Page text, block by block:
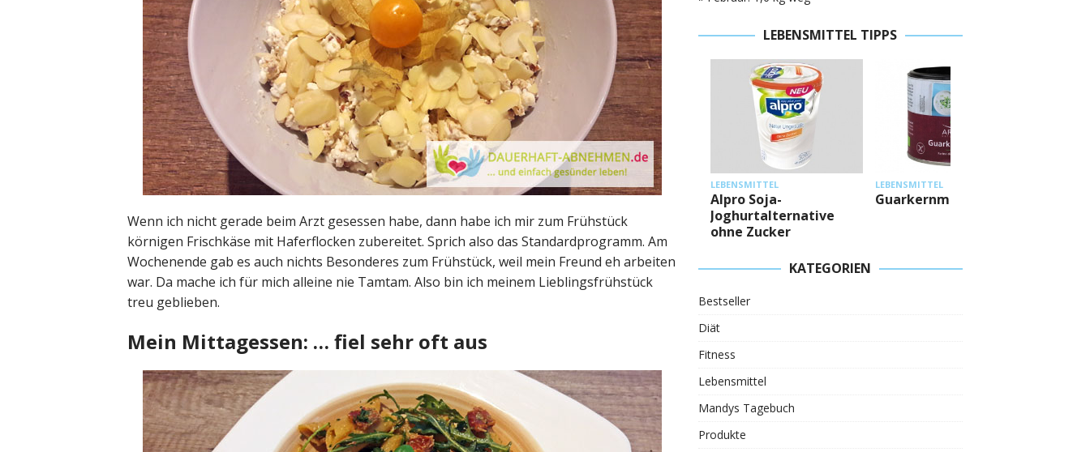
Wenn ich nicht gerade beim Arzt gesessen habe, dann habe ich mir zum Frühstück
körnigen Frischkäse mit Haferflocken zubereitet. Sprich also das Standardprogramm. Am
Wochenende gab es auch nichts Besonderes zum Frühstück, weil mein Freund eh arbeiten
war. Da mache ich für mich alleine nie Tamtam. Also bin ich meinem Lieblingsfrühstück
treu geblieben.
Mein Mittagessen: … fiel sehr oft aus
LEBENSMITTEL TIPPS
Alpro Soja-
Joghurtalternative
ohne Zucker
LEBENSMITTEL
Guarkernmehl
LEBENSMITTEL
Mestemacher
KATEGORIEN
Bestseller
Diät
Fitness
Lebensmittel
Mandys Tagebuch
Produkte